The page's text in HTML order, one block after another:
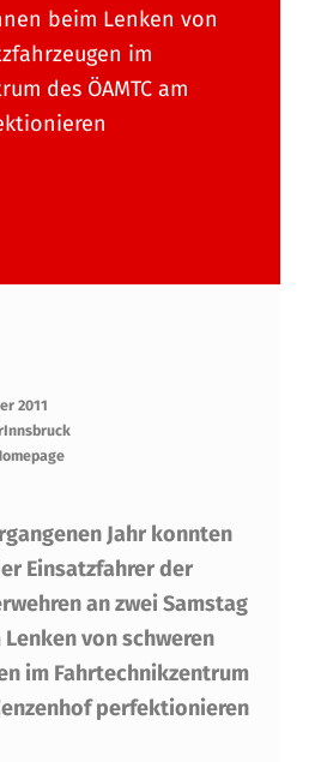
beim Lenken von
im
des ÖAMTC am
2011
Jahr konnten
Einsatzfahrer der
an zwei Samstag
von schweren
im Fahrtechnikzentrum
perfektionieren